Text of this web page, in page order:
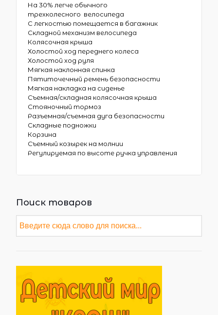
На 30% легче обычного
трехколесного велосипеда
С легкостью помещается в багажник
Складной механизм велосипеда
Колясочная крыша
Холостой ход переднего колеса
Холостой ход руля
Мягкая наклонная спинка
Пятиточечный ремень безопасности
Мягкая накладка на сиденье
Съемная/складная колясочная крыша
Стояночный тормоз
Разъемная/съемная дуга безопасности
Складные подножки
Корзина
Съемный козырек на молнии
Регулируемая по высоте ручка управления
Поиск товаров